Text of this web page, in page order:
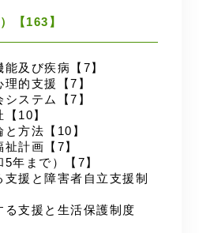
【163】
及び疾病【7】
的支援【7】
ステム【7】
10】
方法【10】
計画【7】
年まで）【7】
援と障害者自立支援制
る支援と生活保護制度